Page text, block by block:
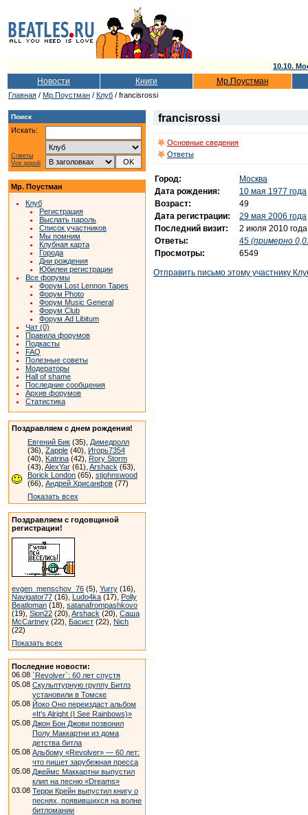
10.10.
Новости Книги Мр.Поустман
Главная / Мр.Поустман / Клуб / francisrossi
Поиск
Искать:
Советы
Vox populi
Мр. Поустман
Клуб
Регистрация
Выслать пароль
Список участников
Мы помним
Клубная карта
Города
Дни рождения
Юбилеи регистрации
Все форумы
Форум Lost Lennon Tapes
Форум Photo
Форум Music General
Форум Club
Форум Ad Libitum
Чат (0)
Правила форумов
Подкасты
FAQ
Полезные советы
Модераторы
Hall of shame
Последние сообщения
Архив форумов
Статистика
Поздравляем с днем рождения!
Евгений Бик (35), Димедролл
(36), Zapple (40), Игорь7354
(40), Katrina (42), Rory Storm
(43), AlexYar (61), Arshack (63),
Borick London (65), stjohnswood
(66), Андрей Хрисанфов (77)
Показать всех
Поздравляем с годовщиной
регистрации!
evgen_menschov_76 (5), Yurry (16),
Navigator77 (16), Ludo4ka (17), Polly
Beatloman (18), satanafrompashkovo
(19), Sion22 (20), Arshack (20), Саша
McCartney (22), Басист (22), Nich
(22)
Показать всех
Последние новости:
06.08 `Revolver`: 60 лет спустя
05.08 Скульптурную группу Битлз
установили в Томске
05.08 Йоко Оно переиздаст альбом
«It’s Alright (I See Rainbows)»
05.08 Джон Бон Джови позвонил
Полу Маккартни из дома
детства битла
05.08 Альбому «Revolver» — 60 лет:
что пишет зарубежная пресса
05.08 Джеймс Маккартни выпустил
клип на песню «Dreams»
03.08 Терри Крейн выпустил книгу о
песнях, появившихся на волне
битломании
francisrossi
Основные сведения
Ответы
Город:
Москва
Дата рождения:
10 мая 1977 года
Возраст:
49
Дата регистрации:
29 мая 2006 года
Последний визит:
2 июля 2010 года
Ответы:
45 (примерно
Просмотры:
6549
Отправить письмо этому участнику